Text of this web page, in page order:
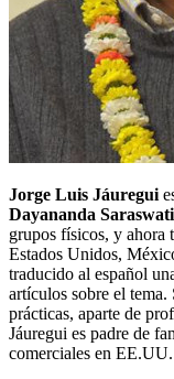
Jorge Luis Jáuregui
Dayananda Saraswati
grupos físicos, y ahora
Estados Unidos,
traducido al español
artículos sobre el tema.
prácticas, aparte de
Jáuregui es padre de
comerciales en EE.UU.